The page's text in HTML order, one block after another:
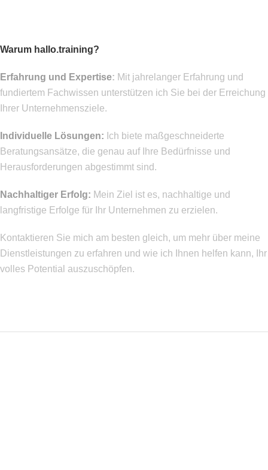
Warum hallo.training?
Erfahrung und Expertise: Mit jahrelanger Erfahrung und
fundiertem Fachwissen unterstützen ich Sie bei der Erreichung
Ihrer Unternehmensziele.
Individuelle Lösungen: Ich biete maßgeschneiderte
Beratungsansätze, die genau auf Ihre Bedürfnisse und
Herausforderungen abgestimmt sind.
Nachhaltiger Erfolg: Mein Ziel ist es, nachhaltige und
langfristige Erfolge für Ihr Unternehmen zu erzielen.
Kontaktieren Sie mich am besten gleich, um mehr über meine
Dienstleistungen zu erfahren und wie ich Ihnen helfen kann, Ihr
volles Potential auszuschöpfen.